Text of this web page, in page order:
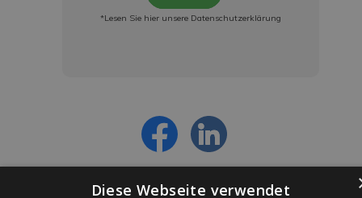
*Lesen Sie hier unsere Datenschutzerklärung
Diese Webseite verwendet